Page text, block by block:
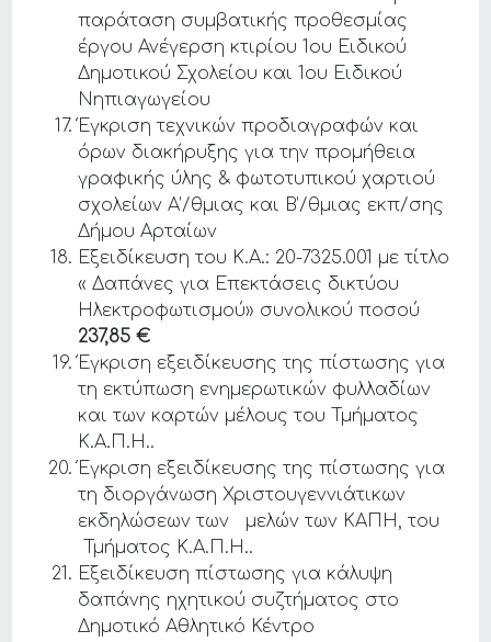
παράταση συμβατικής προθεσμίας
έργου Ανέγερση κτιρίου 1ου Ειδικού
Δημοτικού Σχολείου και 1ου Ειδικού
Νηπιαγωγείου
Έγκριση τεχνικών προδιαγραφών και
όρων διακήρυξης για την προμήθεια
γραφικής ύλης & φωτοτυπικού χαρτιού
σχολείων Α’/θμιας και Β’/θμιας εκπ/σης
Δήμου Αρταίων
Εξειδίκευση του Κ.Α.: 20-7325.001 με τίτλο
« Δαπάνες για Επεκτάσεις δικτύου
Ηλεκτροφωτισμού» συνολικού ποσού
237,85 €
Έγκριση εξειδίκευσης της πίστωσης για
τη εκτύπωση ενημερωτικών φυλλαδίων
και των καρτών μέλους του Τμήματος
Κ.Α.Π.Η..
Έγκριση εξειδίκευσης της πίστωσης για
τη διοργάνωση Χριστουγεννιάτικων
εκδηλώσεων των μελών των ΚΑΠΗ, του
Τμήματος Κ.Α.Π.Η..
Εξειδίκευση πίστωσης για κάλυψη
δαπάνης ηχητικού συζτήματος στο
Δημοτικό Αθλητικό Κέντρο